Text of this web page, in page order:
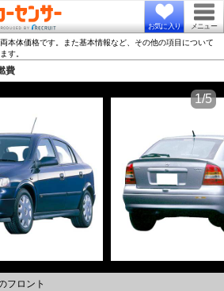
お気に入り メニュー
本体価格です。また基本情報など、その他の項目について
す。
費
フロント
1/5